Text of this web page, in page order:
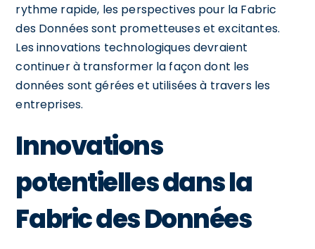
rythme rapide, les perspectives pour la Fabric
des Données sont prometteuses et excitantes.
Les innovations technologiques devraient
continuer à transformer la façon dont les
données sont gérées et utilisées à travers les
entreprises.
Innovations
potentielles dans la
Fabric des Données